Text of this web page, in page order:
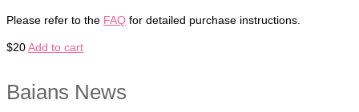
Please refer to the FAQ for detailed purchase instructions.
$20Add to cart
Baians News